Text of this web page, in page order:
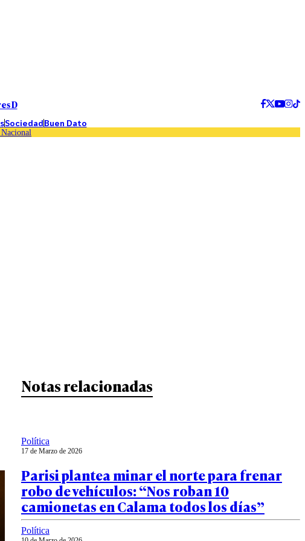
D
SociedadBuen Dato
Notas relacionadas
Política
17 de Marzo de 2026
Parisi plantea minar el norte para frenar
robo de vehículos: “Nos roban 10
camionetas en Calama todos los días”
Política